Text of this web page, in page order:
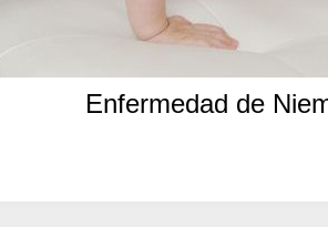
Enfermedad de